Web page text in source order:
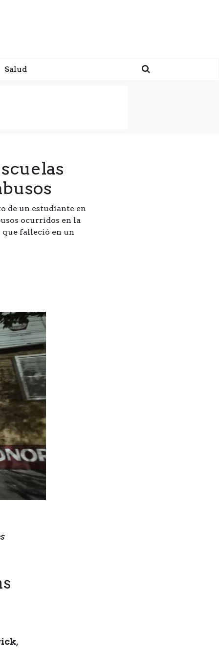
Salud
de un estudiante en
ocurridos en la
falleció en un
,